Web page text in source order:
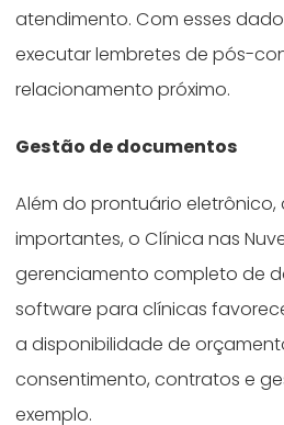
atendimento. Com esses
executar lembretes de pós-
relacionamento próximo.
Gestão de documentos
Além do prontuário eletrônico,
importantes, o Clínica nas
gerenciamento completo de
software para clínicas
a disponibilidade de
consentimento, contratos e
exemplo.